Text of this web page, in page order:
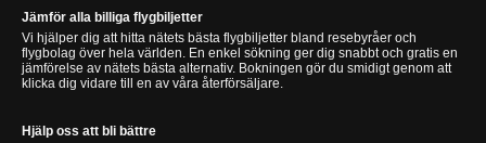
Jämför alla billiga flygbiljetter
Vi hjälper dig att hitta nätets bästa flygbiljetter bland resebyråer och
flygbolag över hela världen. En enkel sökning ger dig snabbt och gratis en
jämförelse av nätets bästa alternativ. Bokningen gör du smidigt genom att
klicka dig vidare till en av våra återförsäljare.
Hjälp oss att bli bättre